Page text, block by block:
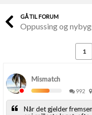
Finn håndverkere
Skaff dokumentasjon
Kundeservice
GÅ TIL FORUM
Oppussing og
1
Mismatch
992
Når det gjelder